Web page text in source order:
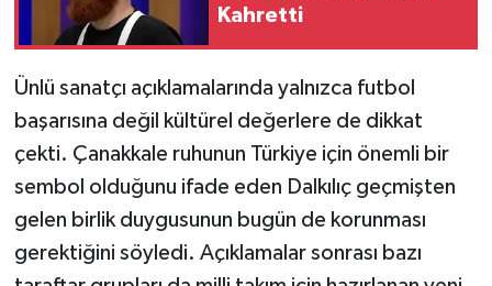
Kahretti
Ünlü sanatçı açıklamalarında yalnızca futbol
başarısına değil kültürel değerlere de dikkat
çekti. Çanakkale ruhunun Türkiye için önemli bir
sembol olduğunu ifade eden Dalkılıç geçmişten
gelen birlik duygusunun bugün de korunması
gerektiğini söyledi. Açıklamalar sonrası bazı